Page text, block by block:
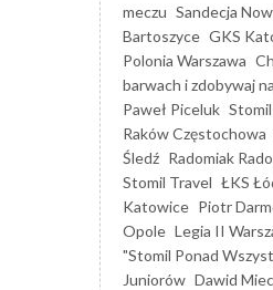
meczu Sandecja
Bartoszyce GKS
Polonia Warszawa
barwach i zdobywaj
Paweł Piceluk
Raków Częstochowa
Śledź Radomiak
Stomil Travel ŁKS
Katowice Piotr
Opole Legia II
"Stomil Ponad
Juniorów Dawid